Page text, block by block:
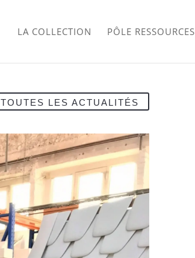
LA COLLECTION PÔLE RESSOURCES
TOUTES LES ACTUALITÉS